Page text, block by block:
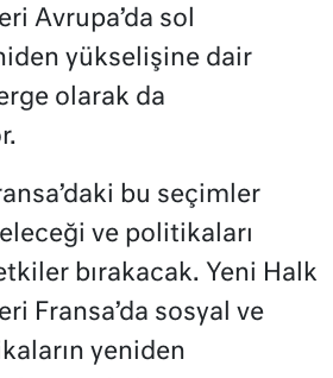
Avrupa’da sol
yükselişine dair
olarak da
bu seçimler
ve politikaları
bırakacak. Yeni Halk
Fransa’da sosyal ve
yeniden